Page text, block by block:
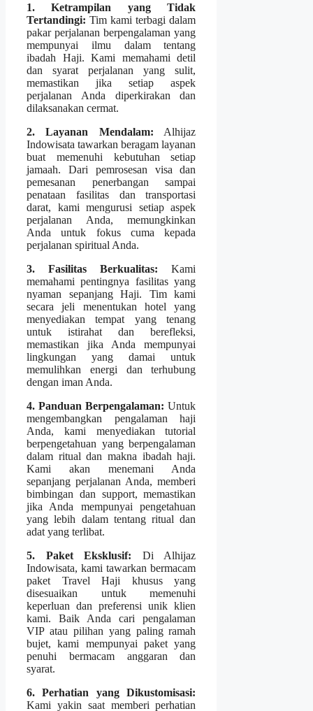
1. Ketrampilan yang Tidak
Tertandingi: Tim kami terbagi dalam
pakar perjalanan berpengalaman yang
mempunyai ilmu dalam tentang
ibadah Haji. Kami memahami detil
dan syarat perjalanan yang sulit,
memastikan jika setiap aspek
perjalanan Anda diperkirakan dan
dilaksanakan cermat.
2. Layanan Mendalam: Alhijaz
Indowisata tawarkan beragam layanan
buat memenuhi kebutuhan setiap
jamaah. Dari pemrosesan visa dan
pemesanan penerbangan sampai
penataan fasilitas dan transportasi
darat, kami mengurusi setiap aspek
perjalanan Anda, memungkinkan
Anda untuk fokus cuma kepada
perjalanan spiritual Anda.
3. Fasilitas Berkualitas: Kami
memahami pentingnya fasilitas yang
nyaman sepanjang Haji. Tim kami
secara jeli menentukan hotel yang
menyediakan tempat yang tenang
untuk istirahat dan berefleksi,
memastikan jika Anda mempunyai
lingkungan yang damai untuk
memulihkan energi dan terhubung
dengan iman Anda.
4. Panduan Berpengalaman: Untuk
mengembangkan pengalaman haji
Anda, kami menyediakan tutorial
berpengetahuan yang berpengalaman
dalam ritual dan makna ibadah haji.
Kami akan menemani Anda
sepanjang perjalanan Anda, memberi
bimbingan dan support, memastikan
jika Anda mempunyai pengetahuan
yang lebih dalam tentang ritual dan
adat yang terlibat.
5. Paket Eksklusif: Di Alhijaz
Indowisata, kami tawarkan bermacam
paket Travel Haji khusus yang
disesuaikan untuk memenuhi
keperluan dan preferensi unik klien
kami. Baik Anda cari pengalaman
VIP atau pilihan yang paling ramah
bujet, kami mempunyai paket yang
penuhi bermacam anggaran dan
syarat.
6. Perhatian yang Dikustomisasi:
Kami yakin saat memberi perhatian